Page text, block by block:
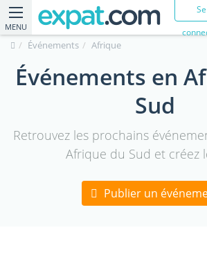
MENU
Se
Événements Afrique
Événements en
Sud
Retrouvez les prochains
Afrique du Sud et créez
Publier un